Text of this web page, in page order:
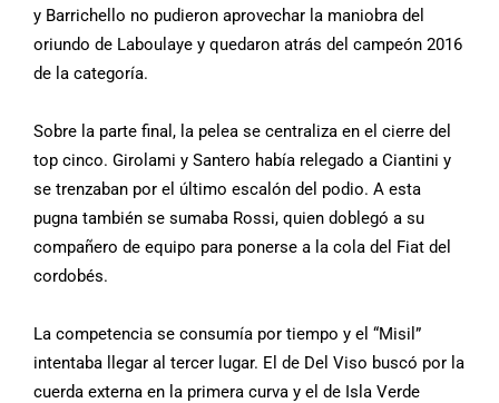
y Barrichello no pudieron aprovechar la maniobra del
oriundo de Laboulaye y quedaron atrás del campeón 2016
de la categoría.
Sobre la parte final, la pelea se centraliza en el cierre del
top cinco. Girolami y Santero había relegado a Ciantini y
se trenzaban por el último escalón del podio. A esta
pugna también se sumaba Rossi, quien doblegó a su
compañero de equipo para ponerse a la cola del Fiat del
cordobés.
La competencia se consumía por tiempo y el “Misil”
intentaba llegar al tercer lugar. El de Del Viso buscó por la
cuerda externa en la primera curva y el de Isla Verde